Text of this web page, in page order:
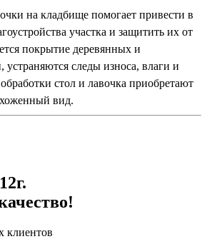
на кладбище помогает привести в
участка и защитить их от
покрытие деревянных и
устраняются следы износа, влаги и
стол и лавочка приобретают
вид.
клиентов